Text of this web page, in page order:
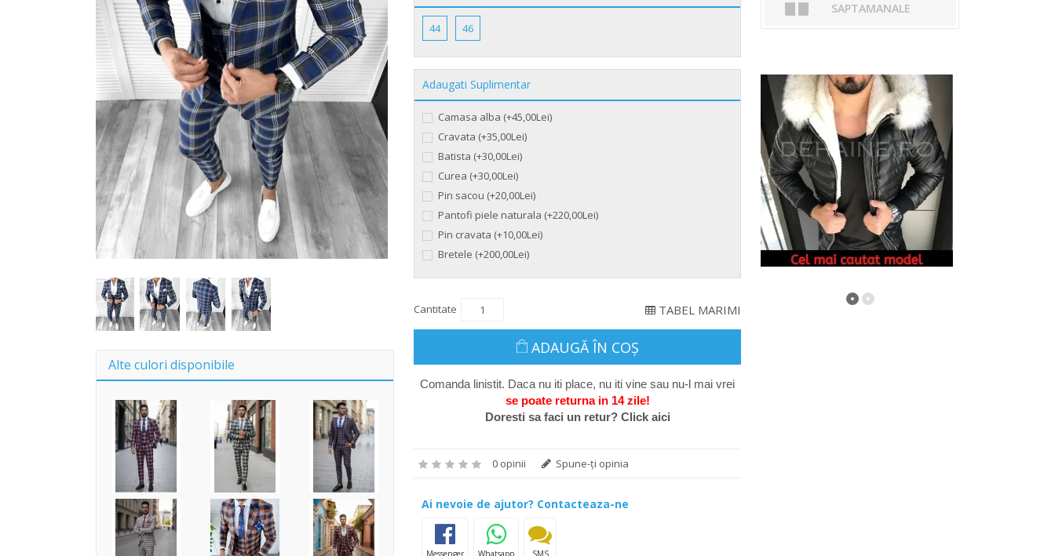
Alte culori disponibile
44 46
Adaugati Suplimentar
Camasa alba (+45,00Lei)
Cravata (+35,00Lei)
Batista (+30,00Lei)
Curea (+30,00Lei)
Pin sacou (+20,00Lei)
Pantofi piele naturala (+220,00Lei)
Pin cravata (+10,00Lei)
Bretele (+200,00Lei)
Cantitate TABEL MARIMI
ADAUGĂ ÎN COŞ
Comanda linistit. Daca nu iti place, nu iti vine sau nu-l mai vrei
se poate returna in 14 zile!
Doresti sa faci un retur? Click aici
0 opinii Spune-ţi opinia
Ai nevoie de ajutor? Contacteaza-ne
Messenger Whatsapp SMS
SAPTAMANALE